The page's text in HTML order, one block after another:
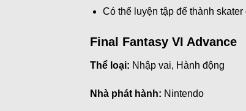
Có thể luyện tập để thành
Final Fantasy VI Advance
Thể loại: Nhập vai, Hành động
Nhà phát hành: Nintendo